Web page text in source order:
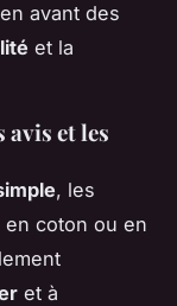
avant des
et la
avis et les
, les
coton ou en
et à